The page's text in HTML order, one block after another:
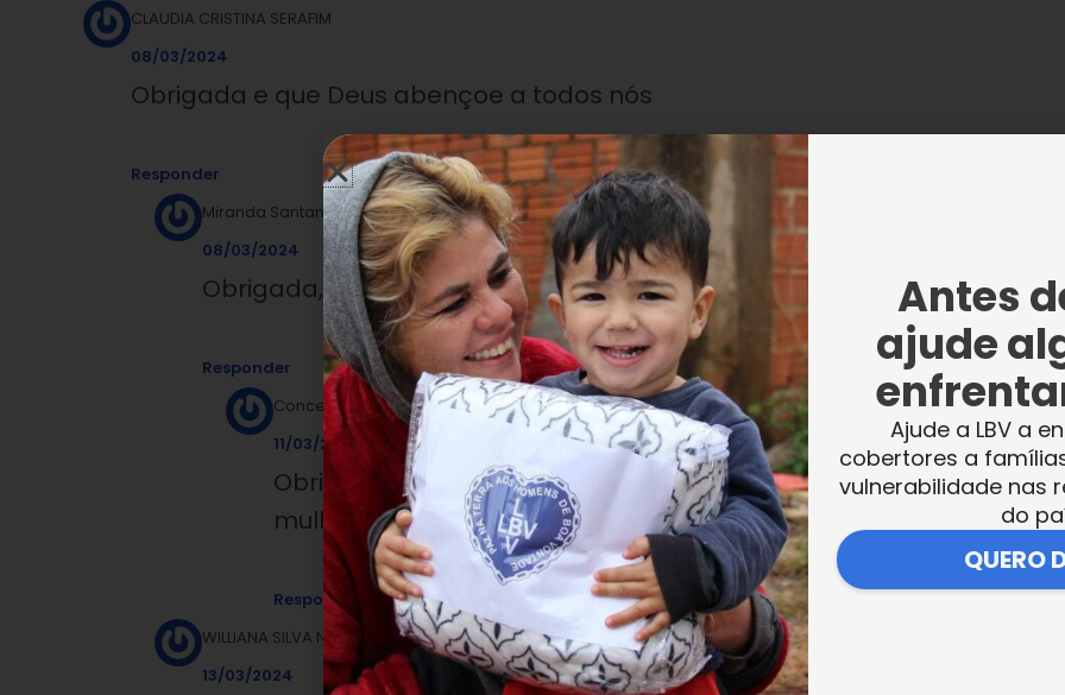
CLAUDIA CRISTINA SERAFIM
08/03/2024
Obrigada e que Deus abençoe a todos nós
Responder
Miranda Santana
08/03/2024
Obrigada, que Deus nos proteja e conceda- nos muita saúde e paz!
Responder
Conceicao
11/03/2024
Obrigada, saúde, paz, resiliência e sucesso para todas nós
mulheres!
Responder
WILLIANA SILVA NASCIMENTO ROCHA
13/03/2024
Antes
ajude
Ajude a LBV a
cobertores a
vulnerabilidade nas
do
QUERO